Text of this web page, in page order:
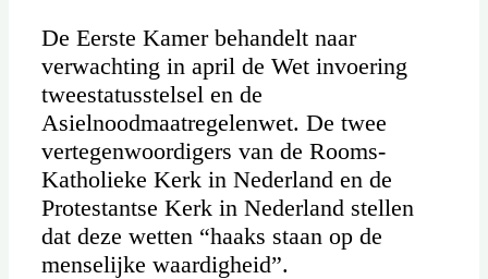
De Eerste Kamer behandelt naar
verwachting in april de Wet invoering
tweestatusstelsel en de
Asielnoodmaatregelenwet. De twee
vertegenwoordigers van de Rooms-
Katholieke Kerk in Nederland en de
Protestantse Kerk in Nederland stellen
dat deze wetten “haaks staan op de
menselijke waardigheid”.